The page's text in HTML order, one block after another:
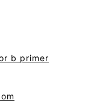
b primer